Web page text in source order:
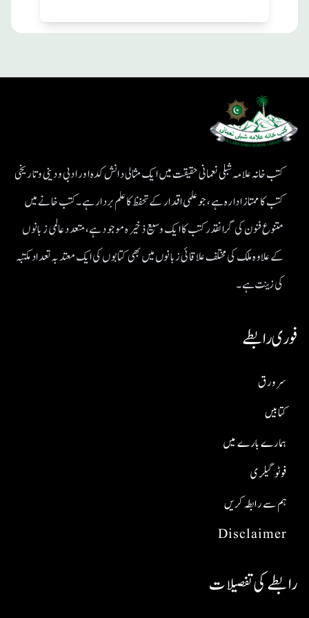
کتب خانہ علامہ شبلی نعمانی حقیقت میں ایک مثالی دانش کدہ اور ادبی ودینی و تاریخی
کتب کا ممتاز ادارہ ہے، جو علمی اقدار کے تحفظ کا علم بردار ہے۔کتب خانے میں
متنوع فنون کی گرانقدر کتب کا ایک وسیع ذخیرہ موجود ہے، متعدد عالمی زبانوں
کے علاوہ ملک کی مختلف علاقائی زبانوں میں بھی کتابوں کی ایک معتد بہ تعداد مکتبہ
کی زینت ہے۔
فوری رابطے
Disclaimer
ہم سے رابطہ کریں
فوٹو گیلری
ہمارے بارے میں
کتابیں
سر ورق
رابطے کی تفصیلات